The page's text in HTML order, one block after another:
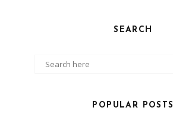
SEARCH
POPULAR POSTS